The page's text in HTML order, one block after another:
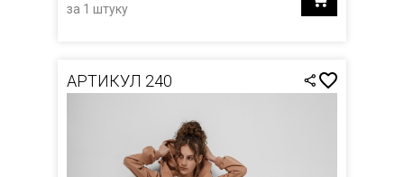
за 1 штуку
АРТИКУЛ 240